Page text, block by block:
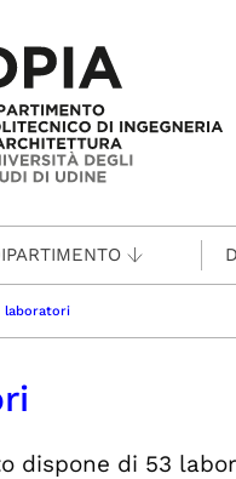
principale
laboratori
dispone di 53